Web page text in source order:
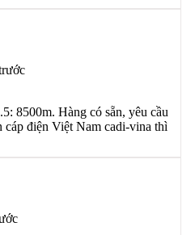
8500m. Hàng có sẵn, yêu cầu
cáp điện Việt Nam cadi-vina thì